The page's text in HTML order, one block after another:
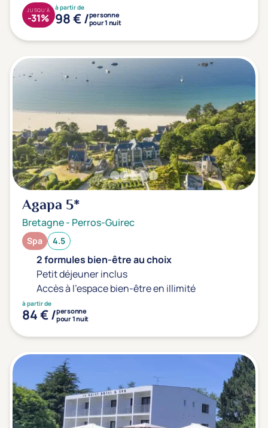
à partir de
98 € /personne
pour 1 nuit
JUSQU'À
-31%
Agapa 5*
Bretagne- Perros-Guirec
Spa 4.5
2 formules bien-être au choix
Petit déjeuner inclus
Accès à l'espace bien-être en illimité
à partir de
84 € /personne
pour 1 nuit